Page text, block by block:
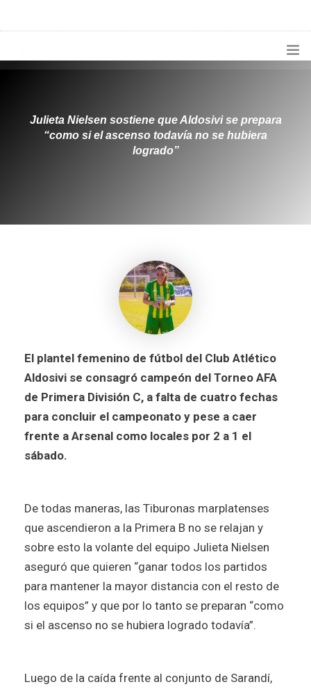
¿QUIÉNES SOMOS?
Julieta Nielsen sostiene que Aldosivi se prepara
“como si el ascenso todavía no se hubiera
logrado”
El plantel femenino de fútbol del Club Atlético
Aldosivi se consagró campeón del Torneo AFA
de Primera División C, a falta de cuatro fechas
para concluir el campeonato y pese a caer
frente a Arsenal como locales por 2 a 1 el
sábado.
De todas maneras, las Tiburonas marplatenses
que ascendieron a la Primera B no se relajan y
sobre esto la volante del equipo Julieta Nielsen
aseguró que quieren “ganar todos los partidos
para mantener la mayor distancia con el resto de
los equipos” y que por lo tanto se preparan “como
si el ascenso no se hubiera logrado todavía”.
Luego de la caída frente al conjunto de Sarandí,